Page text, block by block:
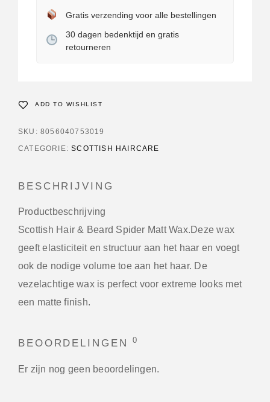
Gratis verzending voor alle bestellingen
30 dagen bedenktijd en gratis
retourneren
ADD TO WISHLIST
SKU: 8056040753019
CATEGORIE:SCOTTISH HAIRCARE
BESCHRIJVING
Productbeschrijving
Scottish Hair & Beard Spider Matt Wax.Deze wax
geeft elasticiteit en structuur aan het haar en voegt
ook de nodige volume toe aan het haar. De
vezelachtige wax is perfect voor extreme looks met
een matte finish.
BEOORDELINGEN0
Er zijn nog geen beoordelingen.